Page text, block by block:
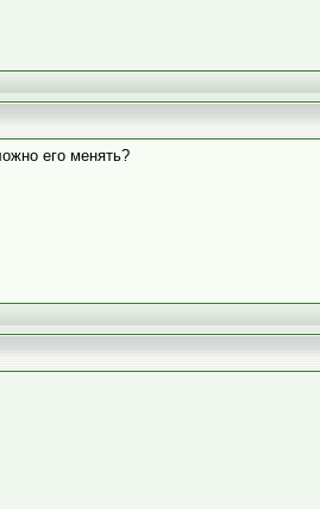
его менять?